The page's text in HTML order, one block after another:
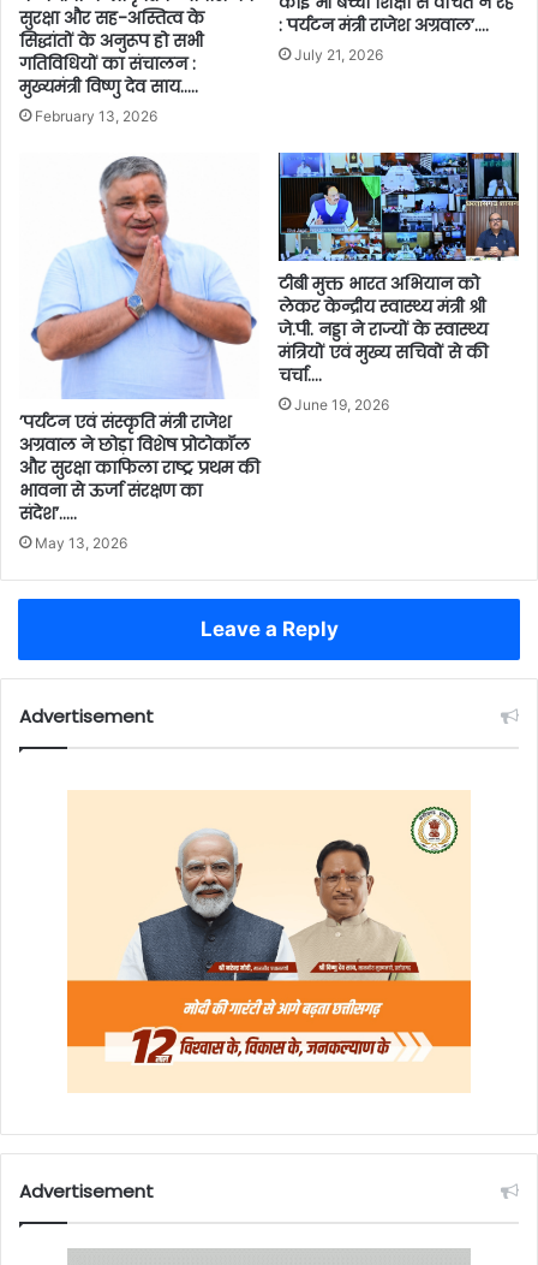
सुरक्षा और सह-अस्तित्व के
सिद्धांतों के अनुरूप हो सभी
गतिविधियों का संचालन :
मुख्यमंत्री विष्णु देव साय…..
February 13, 2026
: पर्यटन मंत्री राजेश अग्रवाल’….
July 21, 2026
’पर्यटन एवं संस्कृति मंत्री राजेश
अग्रवाल ने छोड़ा विशेष प्रोटोकॉल
और सुरक्षा काफिला राष्ट्र प्रथम की
भावना से ऊर्जा संरक्षण का
संदेश’…..
May 13, 2026
टीबी मुक्त भारत अभियान को
लेकर केन्द्रीय स्वास्थ्य मंत्री श्री
जे.पी. नड्डा ने राज्यों के स्वास्थ्य
मंत्रियों एवं मुख्य सचिवों से की
चर्चा….
June 19, 2026
Leave a Reply
Advertisement
Advertisement